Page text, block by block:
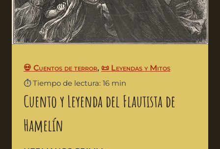
💀 Cuentos de terror, 📜 Leyendas y Mitos
⏱️ Tiempo de lectura: 16 min
Cuento y Leyenda del Flautista de
Hamelín